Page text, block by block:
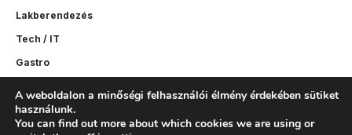
Lakberendezés
Tech / IT
Gastro
Mindennapok
A weboldalon a minőségi felhasználói élmény érdekében sütiket
használunk.
You can find out more about which cookies we are using or